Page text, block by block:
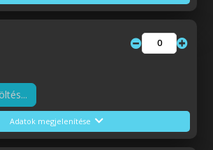
Adatok megjelenítése